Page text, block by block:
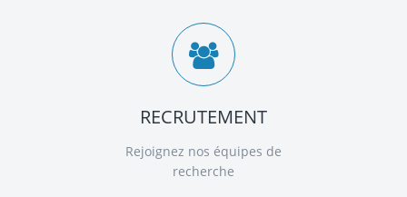
RECRUTEMENT
Rejoignez nos équipes de
recherche